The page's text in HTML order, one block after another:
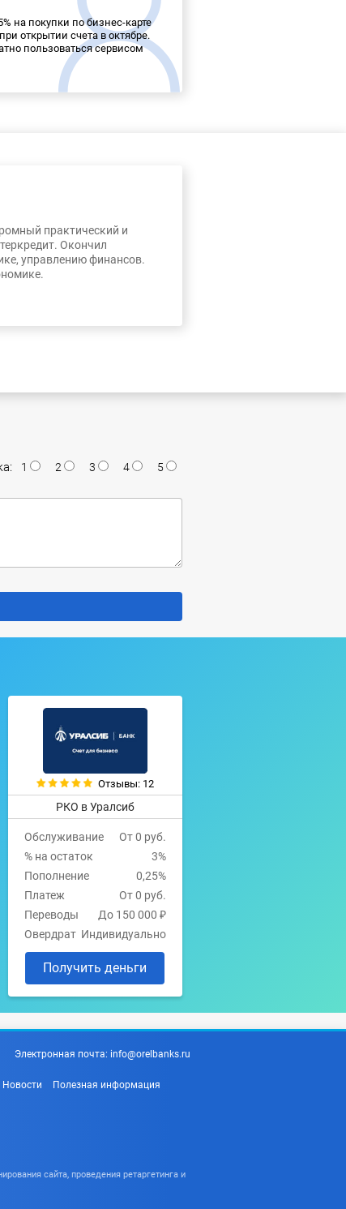
на покупки по бизнес-карте
открытии счета в октябре.
пользоваться сервисом
практический и
Окончил
управлению финансов.
1 2 3 4 5
Отзывы: 12
РКО в Уралсиб
Обслуживание
От 0 руб.
% на остаток
3%
Пополнение
0,25%
Платеж
От 0 руб.
Переводы
До 150 000 ₽
Овердрат Индивидуально
Получить деньги
Электронная почта: info@orelbanks.ru
Новости
Полезная информация
сайта, проведения ретаргетинга и